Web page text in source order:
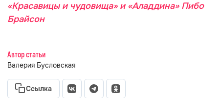
«Красавицы и чудовища» и «Аладдина» Пибо
Брайсон
Автор статьи
Валерия Бусловская
Ссылка